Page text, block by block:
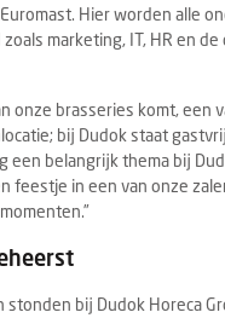
Hier worden alle
marketing, IT, HR en de
onze brasseries komt, een
bij Dudok staat
een belangrijk thema bij
feestje in een van onze
stonden bij Dudok Horeca